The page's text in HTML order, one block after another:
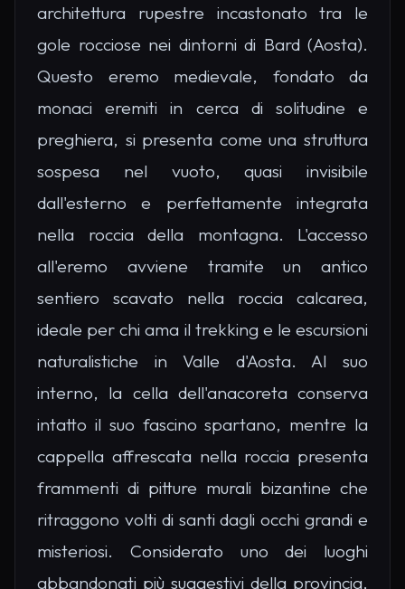
architettura rupestre incastonato tra le
gole rocciose nei dintorni di Bard (Aosta).
Questo eremo medievale, fondato da
monaci eremiti in cerca di solitudine e
preghiera, si presenta come una struttura
sospesa nel vuoto, quasi invisibile
dall'esterno e perfettamente integrata
nella roccia della montagna. L'accesso
all'eremo avviene tramite un antico
sentiero scavato nella roccia calcarea,
ideale per chi ama il trekking e le escursioni
naturalistiche in Valle d'Aosta. Al suo
interno, la cella dell'anacoreta conserva
intatto il suo fascino spartano, mentre la
cappella affrescata nella roccia presenta
frammenti di pitture murali bizantine che
ritraggono volti di santi dagli occhi grandi e
misteriosi. Considerato uno dei luoghi
abbandonati più suggestivi della provincia,